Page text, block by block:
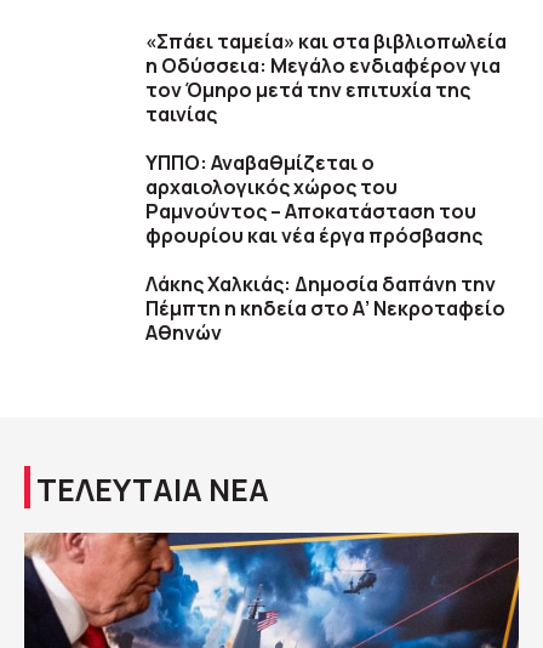
«Σπάει ταμεία» και στα βιβλιοπωλεία
η Οδύσσεια: Μεγάλο ενδιαφέρον για
τον Όμηρο μετά την επιτυχία της
ταινίας
ΥΠΠΟ: Αναβαθμίζεται ο
αρχαιολογικός χώρος του
Ραμνούντος – Αποκατάσταση του
φρουρίου και νέα έργα πρόσβασης
Λάκης Χαλκιάς: Δημοσία δαπάνη την
Πέμπτη η κηδεία στο Α’ Νεκροταφείο
Αθηνών
ΤΕΛΕΥΤΑΙΑ ΝΕΑ